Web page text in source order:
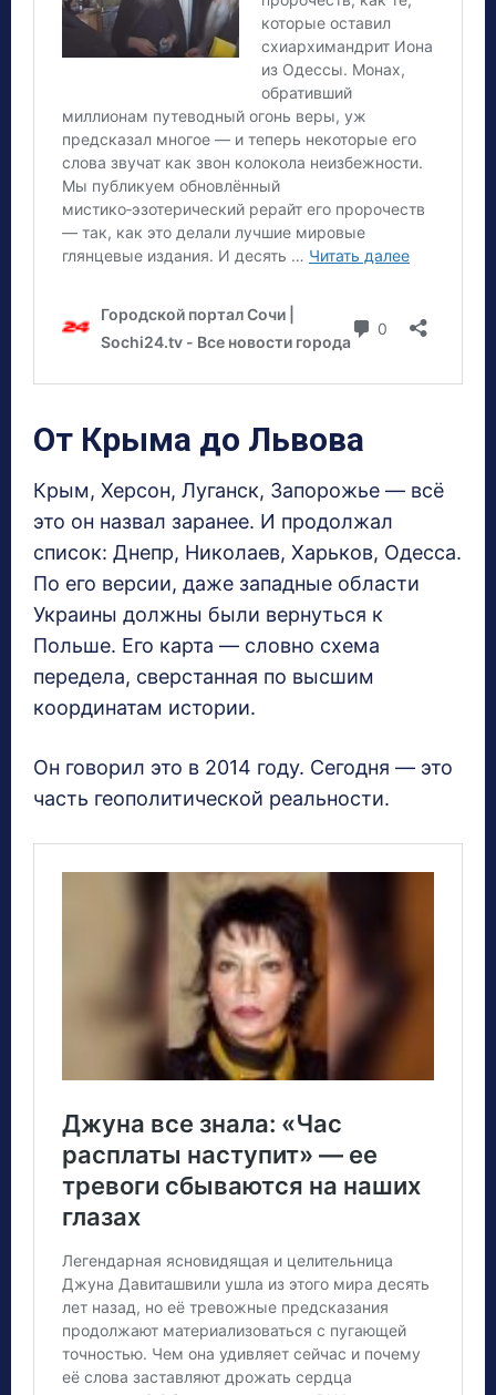
От Крыма до Львова
Крым, Херсон, Луганск, Запорожье — всё
это он назвал заранее. И продолжал
список: Днепр, Николаев, Харьков, Одесса.
По его версии, даже западные области
Украины должны были вернуться к
Польше. Его карта — словно схема
передела, сверстанная по высшим
координатам истории.
Он говорил это в 2014 году. Сегодня — это
часть геополитической реальности.